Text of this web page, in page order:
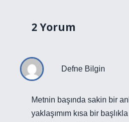
2 Yorum
Defne Bilgin
Metnin başında sakin bir
yaklaşımım kısa bir